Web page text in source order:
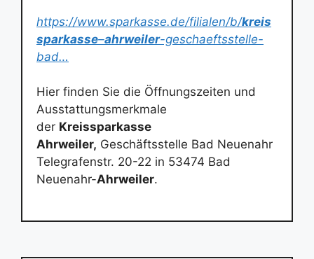
https://www.sparkasse.de/filialen/b/kreis
sparkasse–ahrweiler-geschaeftsstelle-
bad…
Hier finden Sie die Öffnungszeiten und
Ausstattungsmerkmale
der Kreissparkasse
Ahrweiler, Geschäftsstelle Bad Neuenahr
Telegrafenstr. 20-22 in 53474 Bad
Neuenahr-Ahrweiler.